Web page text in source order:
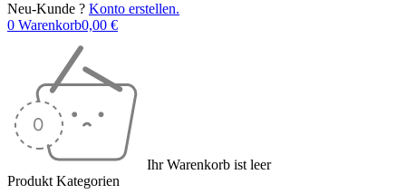
Neu-Kunde ? Konto erstellen.
0 Warenkorb0,00 €
Ihr Warenkorb ist leer
Produkt Kategorien